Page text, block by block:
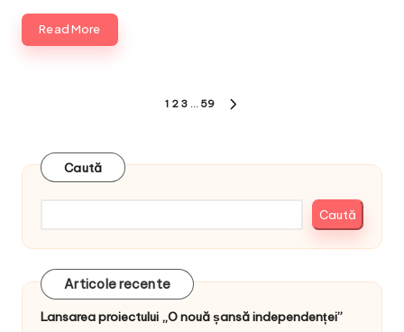
Read More
1 2 3 … 59
Caută
Caută
Articole recente
Lansarea proiectului „O nouă șansă independenței”